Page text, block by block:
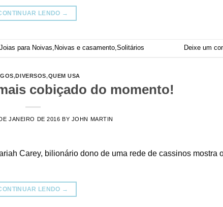
LENDO →
Joias para Noivas, Noivas e casamento,Solitários Deixe um
,DIVERSOS,QUEM USA
cobiçado do momento!
JANEIRO DE 2016 BY JOHN MARTIN
Carey, bilionário dono de uma rede de cassinos mostra
LENDO →